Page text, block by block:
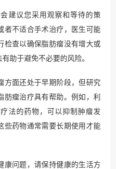
建议您采用观察和等待的策
者不适合手术治疗，医生可能
检查以确保脂肪瘤没有增大或
助于避免不必要的风险。
方面还处于早期阶段，但研究
肪瘤治疗具有帮助。例如，利
法的药物，可以抑制肿瘤发
些药物通常需要长期使用才能
康问题，请保持健康的生活方